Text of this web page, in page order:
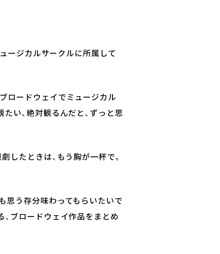
ージカルサークルに所属して
ロードウェイでミュージカル
い、絶対観るんだと、ずっと思
したときは、もう胸が一杯で。
思う存分味わってもらいたいで
ブロードウェイ作品をまとめ